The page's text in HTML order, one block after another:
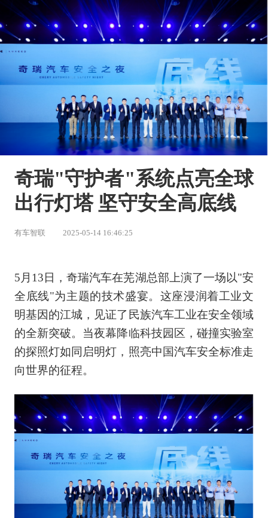
奇瑞"守护者"系统点亮全球
出行灯塔 坚守安全高底线
有车智联 2025-05-14 16:46:25
5月13日，奇瑞汽车在芜湖总部上演了一场以"安
全底线"为主题的技术盛宴。这座浸润着工业文
明基因的江城，见证了民族汽车工业在安全领域
的全新突破。当夜幕降临科技园区，碰撞实验室
的探照灯如同启明灯，照亮中国汽车安全标准走
向世界的征程。